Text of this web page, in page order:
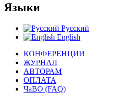
Языки
Русский
English
КОНФЕРЕНЦИИ
ЖУРНАЛ
АВТОРАМ
ОПЛАТА
ЧаВО (FAQ)